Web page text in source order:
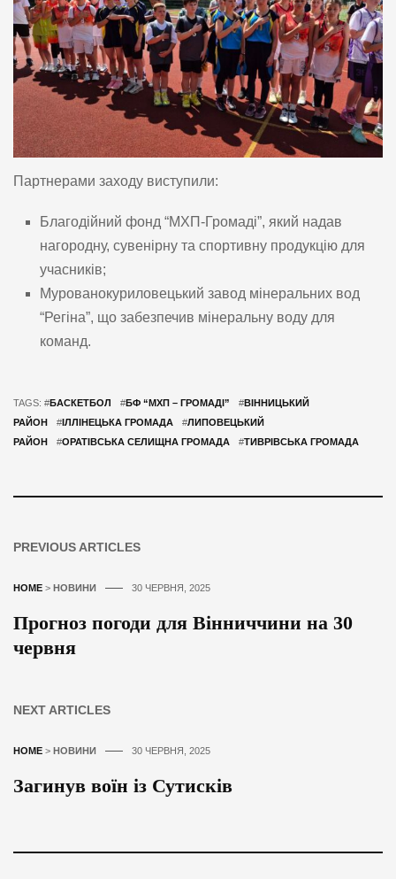
Партнерами заходу виступили:
Благодійний фонд “МХП-Громаді”, який надав
нагородну, сувенірну та спортивну продукцію для
учасників;
Мурованокуриловецький завод мінеральних вод
“Регіна”, що забезпечив мінеральну воду для
команд.
TAGS: #БАСКЕТБОЛ #БФ “МХП – ГРОМАДІ” #ВІННИЦЬКИЙ
РАЙОН
#ІЛЛІНЕЦЬКА ГРОМАДА #ЛИПОВЕЦЬКИЙ
РАЙОН
#ОРАТІВСЬКА СЕЛИЩНА ГРОМАДА #ТИВРІВСЬКА ГРОМАДА
PREVIOUS ARTICLES
HOME > НОВИНИ 30 ЧЕРВНЯ, 2025
Прогноз погоди для Вінниччини на 30
червня
NEXT ARTICLES
HOME > НОВИНИ 30 ЧЕРВНЯ, 2025
Загинув воїн із Сутисків